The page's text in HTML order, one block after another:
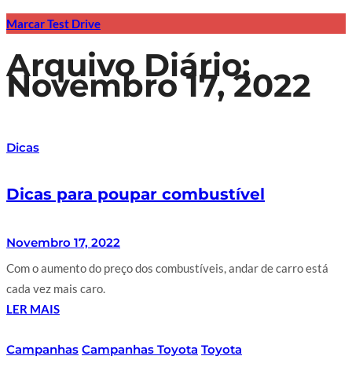
Marcar Test Drive
Arquivo Diário:
Novembro 17, 2022
Dicas
Dicas para poupar combustível
Novembro 17, 2022
Com o aumento do preço dos combustíveis, andar de carro está
cada vez mais caro.
LER MAIS
Campanhas Campanhas Toyota Toyota